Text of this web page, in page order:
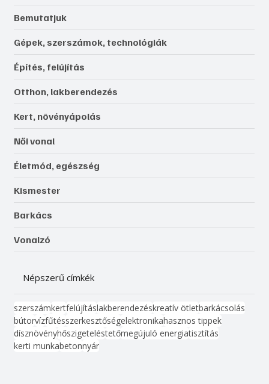
Bemutatjuk
Gépek, szerszámok, technológiák
Építés, felújítás
Otthon, lakberendezés
Kert, növényápolás
Női vonal
Életmód, egészség
Kismester
Barkács
Vonalzó
Népszerű címkék
szerszámkertfelújításlakberendezéskreatív ötletbarkácsolás
bútorvízfűtésszerkesztőségelektronikahasznos tippek
dísznövényhőszigeteléstetőmegújuló energiatisztítás
kerti munkabetonnyár